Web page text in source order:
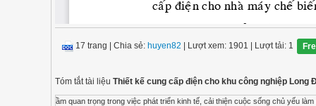
17 trang Chia sẻ: huyen82 | Lượt xem: 1901 | Lượt tải: 1
Tóm tắt tài liệu Thiết kế cung cấp điện cho khu công nghiệp Long
ầm quan trọng trong việc phát triển kinh tế, cải thiện cuộc sống chủ yếu làm nông nghiệp của nông dân, tỉnh đã lên kế hoạch xây dựng một khu công nghiệp nhằm tập hợp các nhà máy, xí nghiệp và các doanh nghiệp đầu tư vào sản xuất . Với sự giúp đở cơ sở hạ tầng cũng như giải quyết các vấn đề về thủ tục, tỉnh sẽ tạo điều kiện tốt nhất cho các doanh nghiệp đầu tư vào khu công nghiệp này . Trong khu công nghiệp thì tập trung nhiều nhà máy xí nghiệp như : Công ty may Châu Thành, Nhà máy than hoạt tính, Công ty dày da … do thời gian ngắn nên trong quyển luận án tốt nghiệp em thiết kế cung cấp điện cho một nhà máy điển hình , bệnh viện và khu dân cư, phục vụ cho khu công nghiệp. Nhưng phần chủ yếu cung cấp điện cho nhà máy chế biến thủy, hải sản Trà Vinh . 2)- Vị trí địa lý của Khu Công Nghiệp. Tỉnh Trà vinh là một dãi đồng bằng ven biển thuộc hạ lưu sông Mê Kông được bao bọc bởi sông Tiền và sông Hậu, phía bắc giáp Bến Tre, tây và tây bắc giáp Vĩnh Long, Cần Thơ , Tây Nam giáp Sóc Trăng và phía đông giáp Biển Đông . Trong đó xã Long Đức , thuộc địa phận thị xã Trà Vinh là một địa điểm rất thuận cho việc phát triển sản xuất . Vì vậy việc lựa chọn nơi này làm Khu Công Nghiệp là rất hợp lý . Khu Công Nghiệp nằm cách thị xã Trà Vinh 5Km về hướng tây, liên thông với tất cả các huyệc khác trong tỉnh đặc biệt là huyện Duyên Hải ( là địa phương có nguồn thủy sản dồi dào) và Quốc Lộ 54 làđường giao thông chính nối liền các tỉnh Đồng Bằng Sông Cửu Long , Thành Phố Hồ Chí Minh và cả nước . II)- ĐƯỜNG DÂY 22KV TỪ TRÀ VINH ĐẾN Để cung cấp điện cho các phụ tải thì Trạm Biến Aùp đóng vai trò rất quan trọng. Nơi đây điện áp được nâng lên hoặc hạ điện áp xuống để đáp ứng yêu cầu của phụ tải. Khu Công Nghiệp tỉnh Trà Vinh tại xã Long Đức nhận điện áp từ Trạm Biến Aùp thị xã Trà Vinh ngoài cung cấp điện cung cấp điện cho các nha máy thuộc khu công nghiệp còn cung cấp điện cho bệnh viện và khu dân cư phục vụ cho khu công nghiệp. PHẦN II : CUNG CẤP ĐIỆN CHO NHÀ MÁY CHẾ BIẾN THỦY, HẢI SẢN TỈNH TRÀ VINH I)- Giới thiệu tổng quan Ngày nay, nền kinh tế nước ta đang phát triển mạnh mẽ, đời sống nhân dân được nâng cao. Nhu cầu điện năng trong các lĩnh vực công nghiệp, nông nghiệp, dịch vụ và sinh hoạt tăng trưởng không ngừng. Một lực lượng đông đảo cán bộ kỹ thuật trong và ngoài nghành lực đang tham gia thiết kế, lắp đặt các công trình cấp điện . Quá trình thiết kế bao gồm sự gia công số liệu thông tin và biểu diển chúng. Quá trình thiết kế hệ thống cung cấp điện là một việc khó, một công trình điện dù nhỏ cũng yêu cầu kiến thức tổng hợp từ hàng loạt về chuyên môn, xã hội, môi trường … Vì vậy việc khảo sát để nâng cao tính tối ưu kinh tế và đáp ứng tốt tính năng kỹ thuật trong thiết kế và xây dựng một hệ thống cung cấp điện cũng như việc sử dụng điện một cách hợp lý luôn là bài toán phức tạp cần phải tính toán kỹ từng đặc điểm, nhu cầu và đối tượng sử dụng, từ đó có thể đề ra một phướng án thiết kế một hệ thống cung cấp điện hợp lý . Một đề án thiết kế cung cấp điện cho mọi đối tượng đều phải đáp ứng các yêu cầu sau : Độ tin cậy cung cấp điện Mức độ đảm bảo cung cấp điện tùy thuộc vào tính chất và nhu cầu của phụ tải. Với những công trình quan trọng cấp quốc gia như hội trường, quốc hội, nhà khách chính phủ, ngân hàng nhà nước, sân bay, quân sự, … đảm bảo liên tục cung cấp điện ở mức cao nhất, có nghĩa là ở bất kỳ tình huống nào cũng không thể mất điện . 2. Chất lượng điện năng Chất lượng điện năng được đánh giá dựa trên hai chỉ tiêu là: tần số và điện áp. Chỉ tiêu tần số là do cơ quan điều khiển hệ thống điện quốc gia điều chỉnh . Người thiết kế phải đảm bảo điện áp cho khách hàng. Điện áp lưới trung áp và hạ áp cho phép dao động trong khoảng ± 5% . 3. An toàn trong cung cấp điện Công trình cấp điện phải được thiết kế có tính an toàn cao : an toàn cho người vận hành, người sử dụng và cho các thiết bị điện và cho toàn bộ công trình . Người thiết kế ngoài việc tíng toán chính xác, chọn dùng đúng các thiết bị và khí cụ điện còn phải nắm vững những qui định về an toàn, hiểu rõ môi trường lắp đặt hệ thống điện 4. Kinh tế Trong quá trình thiết kế thường xuất hiện nhiều phương án, mỗi phương án